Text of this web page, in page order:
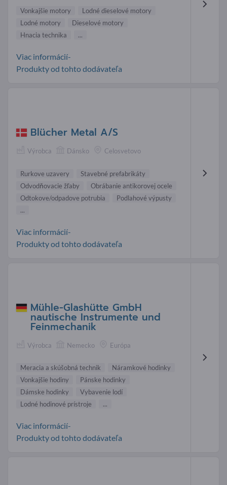
Vonkajšie motory
Lodné dieselové motory
Lodné motory
Dieselové motory
Hnacia technika
...
Viac informácií-
Produkty od tohto dodávateľa
Blücher Metal A/S
Výrobca Dánsko Celosvetovo
Rurkove uzavery
Stavebné prefabrikáty
Odvodňovacie žľaby
Obrábanie antikorovej ocele
Odtokove/odpadove potrubia
Podlahové výpusty
...
Viac informácií-
Produkty od tohto dodávateľa
Mühle-Glashütte GmbH
nautische Instrumente und
Feinmechanik
Výrobca Nemecko Európa
Meracia a skúšobná technik
Náramkové hodinky
Vonkajšie hodiny
Pánske hodinky
Dámske hodinky
Vybavenie lodí
Lodné hodinové prístroje
...
Viac informácií-
Produkty od tohto dodávateľa